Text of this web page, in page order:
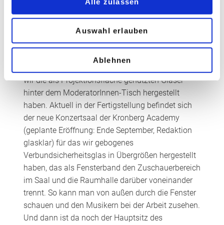
Auswahl erlauben
Ablehnen
York haben wir prominent platzierte
geschwungene Vitrinen mit gebogenem Glas
gefertigt, die das extravagante und luxuriöse
Ambiente wirkungsvoll unterstützen. Ein
spannendes Projekt ist auch das
wir die als Projektionsfläche genutzten Gläser
hinter dem ModeratorInnen-Tisch hergestellt
haben. Aktuell in der Fertigstellung befindet sich
der neue Konzertsaal der Kronberg Academy
(geplante Eröffnung: Ende September, Redaktion
glasklar) für das wir gebogenes
Verbundsicherheitsglas in Übergrößen hergestellt
haben, das als Fensterband den Zuschauerbereich
im Saal und die Raumhalle darüber voneinander
trennt. So kann man von außen durch die Fenster
schauen und den Musikern bei der Arbeit zusehen.
Und dann ist da noch der Hauptsitz des